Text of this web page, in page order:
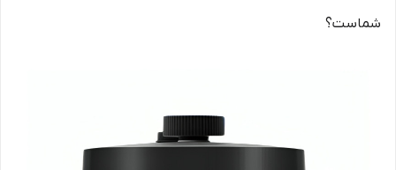
شماست؟